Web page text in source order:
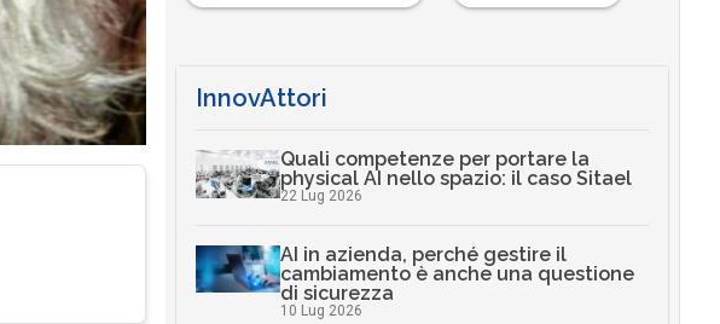
InnovAttori
Quali competenze per portare la
physical AI nello spazio: il caso Sitael
22 Lug 2026
AI in azienda, perché gestire il
cambiamento è anche una questione
di sicurezza
10 Lug 2026